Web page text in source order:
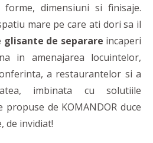
dimensiuni si finisaje.
mare pe care ati dori sa il
glisante de separare incaperi
in amenajarea locuintelor,
a restaurantelor si a
imbinata cu solutiile
de KOMANDOR duce
de invidiat!